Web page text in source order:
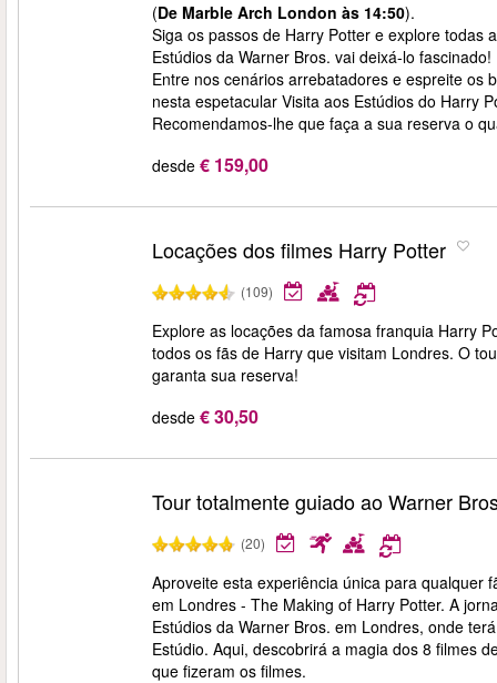
(De Marble Arch London às 14:50).
Siga os passos de Harry Potter e explore todas
Estúdios da Warner Bros. vai deixá-lo fascinado!
Entre nos cenários arrebatadores e espreite os
nesta espetacular Visita aos Estúdios do Harry
Recomendamos-lhe que faça a sua reserva o
desde € 159,00
Locações dos filmes Harry Potter
(109)
Explore as locações da famosa franquia Harry
todos os fãs de Harry que visitam Londres. O
garanta sua reserva!
desde € 30,50
Tour totalmente guiado ao Warner
(20)
Aproveite esta experiência única para qualquer
em Londres - The Making of Harry Potter. A
Estúdios da Warner Bros. em Londres, onde
Estúdio. Aqui, descobrirá a magia dos 8 filmes
que fizeram os filmes.